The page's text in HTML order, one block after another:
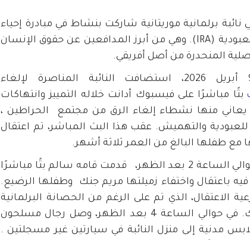
برلمانية موريتانية شاركت بنشاط في مبادرة إحياء
الحركة المناهضة للعبودية (IRA). وهي من أبرز المدافعين عن حقوق الإنسان
المنحدرة من أصل أفريقي.
في مساء يوم 9 أبريل 2026، استضافت النائبة المناصرة لإلغاء
بثًا مباشرًا على فيسبوك أدانت خلاله التمييز وانتهاكات
يعاني منها نشطاء إلغاء الرق من مجتمع الحراطين ،
والتهميش. عقب هذا البث المباشر، تم اعتقال
مع طفلها البالغ من العمر ثلاثة أشهر.
في 10 أبريل 2026، حوالي الساعة 2 بعد الظهر، قدمت قامه سالم بثًا مباشرًا
باعتقال واختفاء زميلتها مريم جنك وطفلها الرضيع.
الذي تم على الرغم من الحصانة البرلمانية
التي تتمتع بها جنك. في حوالي الساعة 4 بعد الظهر، وصل رجال مسلحون
مدنية إلى منزل النائبة في سيارتين غير مسجلتين .